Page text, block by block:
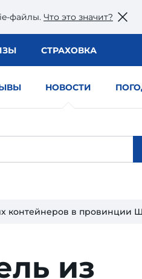
файлы. Что это значит?
СТРАХОВКА
НОВОСТИ
контейнеров в провинции
из